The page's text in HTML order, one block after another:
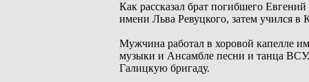
Как рассказал брат погибшего
имени Льва Ревуцкого, затем учился
Мужчина работал в хоровой капелле
музыки и Ансамбле песни и танца
Галицкую бригаду.